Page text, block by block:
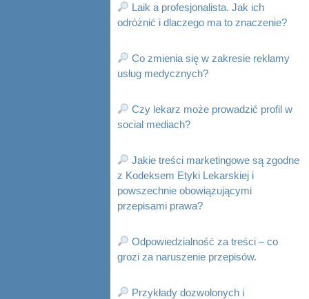
Laik a profesjonalista. Jak ich
odróżnić i dlaczego ma to znaczenie?
Co zmienia się w zakresie reklamy
usług medycznych?
Czy lekarz może prowadzić profil w
social mediach?
Jakie treści marketingowe są zgodne
z Kodeksem Etyki Lekarskiej i
powszechnie obowiązującymi
przepisami prawa?
Odpowiedzialność za treści – co
grozi za naruszenie przepisów.
Przykłady dozwolonych i